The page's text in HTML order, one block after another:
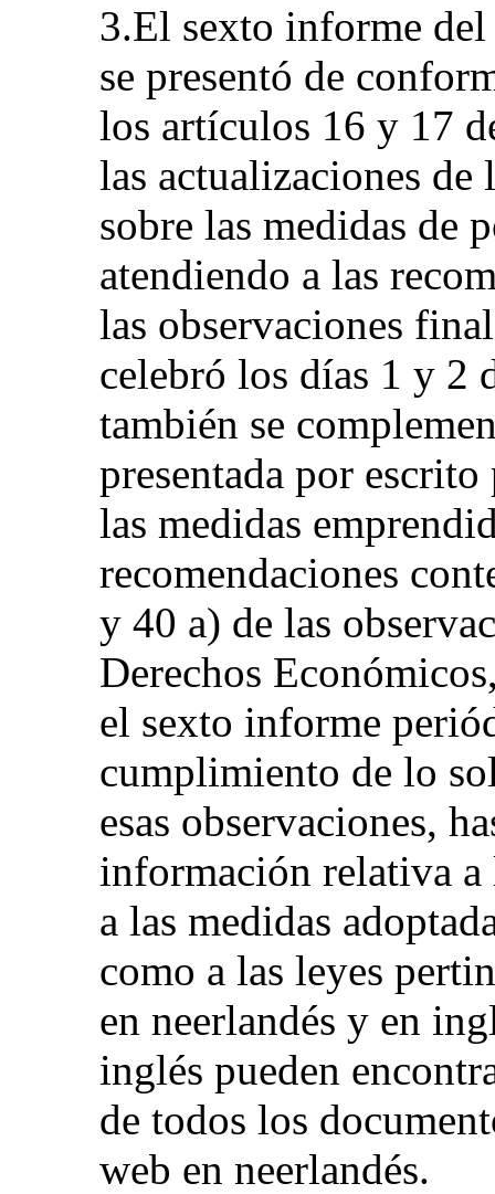
3.El sexto informe del
se presentó de
los artículos 16 y 17
las actualizaciones
sobre las medidas de
atendiendo a las
las observaciones
celebró los días 1 y 2
también se
presentada por
las medidas
recomendaciones
y 40 a) de las
Derechos
el sexto informe
cumplimiento de lo
esas observaciones,
información relativa
a las medidas
como a las leyes
en neerlandés y en
inglés pueden
de todos los
web en neerlandés.